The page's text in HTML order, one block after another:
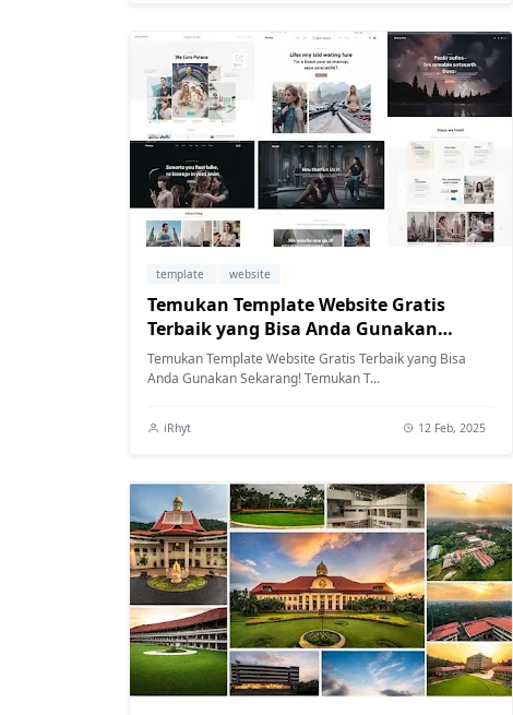
template website
Temukan Template Website Gratis
Terbaik yang Bisa Anda Gunakan
Sekarang!
Temukan Template Website Gratis Terbaik yang Bisa
Anda Gunakan Sekarang! Temukan T...
iRhyt 12 Feb, 2025